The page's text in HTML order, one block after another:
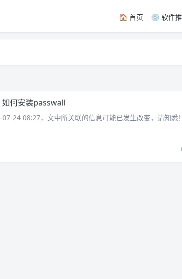
🏠 首页 💿 软件
何安装passwall
24 08:27，文中所关联的信息可能已发生改变，请知悉